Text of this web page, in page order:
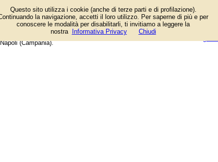
e dei fornitori di servizi e prodotti.
Offerte speciali e notizie di
negozi, aziende, artigiani e
professionisti. Guida web alla città di
Napoli (Campania).
Questo sito utilizza i cookie (anche di terze parti e di profilazione).
la navigazione, accetti il loro utilizzo. Per saperne di più e per
conoscere le modalità per disabilitarli, ti invitiamo a leggere la
nostra
Informativa Privacy Chiudi